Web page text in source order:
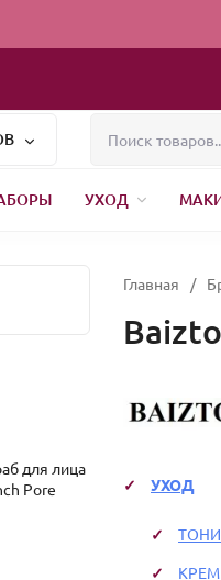
УХОД
для лица
Pore
Главная /
УХОД